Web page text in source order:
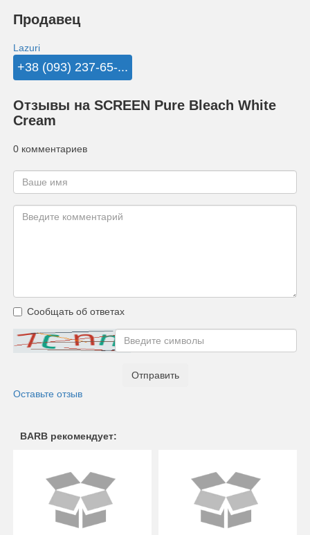
Продавец
Lazuri
+38 (093) 237-65-...
Отзывы на SCREEN Pure Bleach White
Cream
0 комментариев
Сообщать об ответах
Отправить
Оставьте отзыв
BARB рекомендует: